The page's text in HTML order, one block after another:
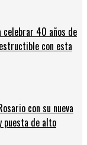
celebrar 40 años de
con esta
con su nueva
puesta de alto